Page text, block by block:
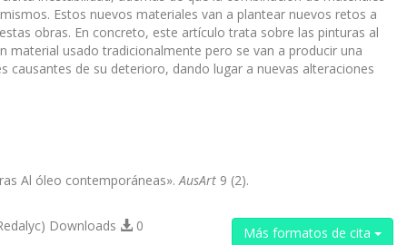
Estos nuevos materiales van a plantear nuevos retos a
obras. En concreto, este artículo trata sobre las pinturas al
usado tradicionalmente pero se van a producir una
causantes de su deterioro, dando lugar a nuevas alteraciones
Al óleo contemporáneas». AusArt 9 (2).
Más formatos de cita
Downloads 0